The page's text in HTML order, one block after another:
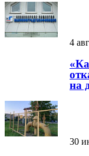
4
на
30